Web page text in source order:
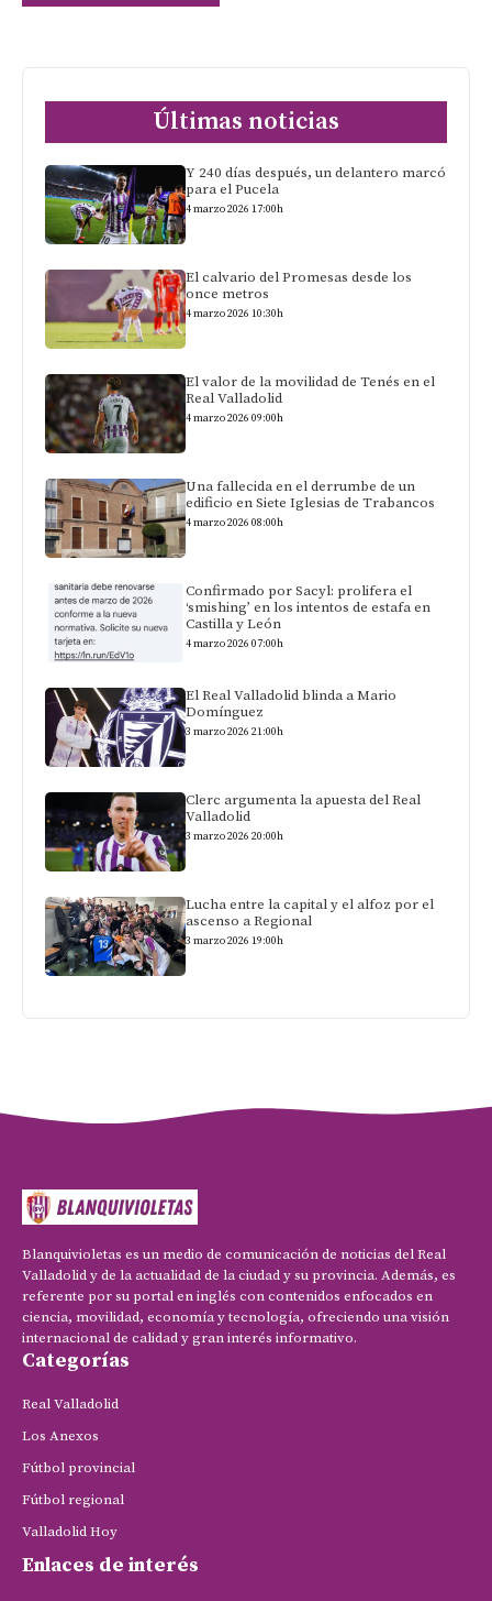
Últimas noticias
Y 240 días después, un delantero marcó
para el Pucela
4 marzo 2026 17:00h
El calvario del Promesas desde los
once metros
4 marzo 2026 10:30h
El valor de la movilidad de Tenés en el
Real Valladolid
4 marzo 2026 09:00h
Una fallecida en el derrumbe de un
edificio en Siete Iglesias de Trabancos
4 marzo 2026 08:00h
Confirmado por Sacyl: prolifera el
‘smishing’ en los intentos de estafa en
Castilla y León
4 marzo 2026 07:00h
El Real Valladolid blinda a Mario
Domínguez
3 marzo 2026 21:00h
Clerc argumenta la apuesta del Real
Valladolid
3 marzo 2026 20:00h
Lucha entre la capital y el alfoz por el
ascenso a Regional
3 marzo 2026 19:00h
Blanquivioletas es un medio de comunicación de noticias del Real
Valladolid y de la actualidad de la ciudad y su provincia. Además, es
referente por su portal en inglés con contenidos enfocados en
ciencia, movilidad, economía y tecnología, ofreciendo una visión
internacional de calidad y gran interés informativo.
Categorías
Real Valladolid
Los Anexos
Fútbol provincial
Fútbol regional
Valladolid Hoy
Enlaces de interés